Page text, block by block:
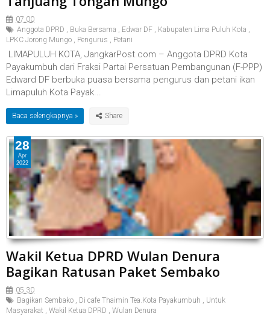
07.00
Anggota DPRD , Buka Bersama , Edwar DF , Kabupaten Lima Puluh Kota ,
LPKC Jorong Mungo , Pengurus , Petani
LIMAPULUH KOTA, JangkarPost.com – Anggota DPRD Kota
Payakumbuh dari Fraksi Partai Persatuan Pembangunan (F-PPP)
Edward DF berbuka puasa bersama pengurus dan petani ikan
Limapuluh Kota Payak...
Baca selengkapnya »
Wakil Ketua DPRD Wulan Denura
Bagikan Ratusan Paket Sembako
05.30
Bagikan Sembako , Di cafe Thaimin Tea.Kota Payakumbuh , Untuk
Masyarakat , Wakil Ketua DPRD , Wulan Denura
28
Apr
2022